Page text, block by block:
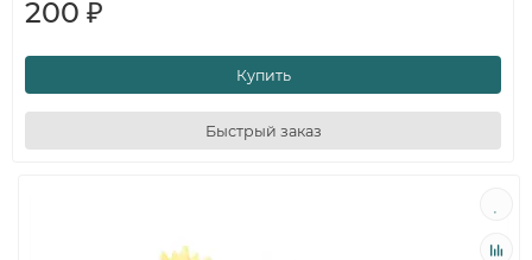
200 ₽
Купить
Быстрый заказ